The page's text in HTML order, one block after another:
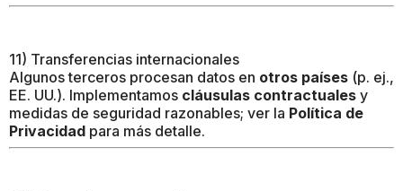
11) Transferencias internacionales
Algunos terceros procesan datos en otros países (p. ej.,
EE. UU.). Implementamos cláusulas contractuales y
medidas de seguridad razonables; ver la Política de
Privacidad para más detalle.